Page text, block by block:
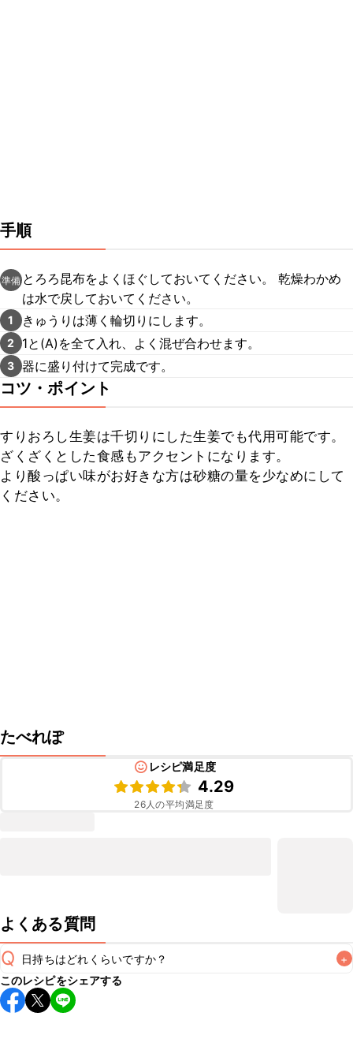
手順
準備 とろろ昆布をよくほぐしておいてください。 乾燥わかめ
は水で戻しておいてください。
1 きゅうりは薄く輪切りにします。
2 1と(A)を全て入れ、よく混ぜ合わせます。
3 器に盛り付けて完成です。
コツ・ポイント
すりおろし生姜は千切りにした生姜でも代用可能です。
ざくざくとした食感もアクセントになります。
より酸っぱい味がお好きな方は砂糖の量を少なめにして
ください。
たべれぽ
レシピ満足度
4.29
26人の平均満足度
よくある質問
Q 日持ちはどれくらいですか？ +
保存期間は冷蔵で当日中が目安です。なるべくお早めにお召
し上がりください。
このレシピをシェアする